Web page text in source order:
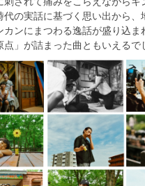
代の実話に基づく思い出から、
カンにまつわる逸話が盛り込ま
」が詰まった曲ともいえるで